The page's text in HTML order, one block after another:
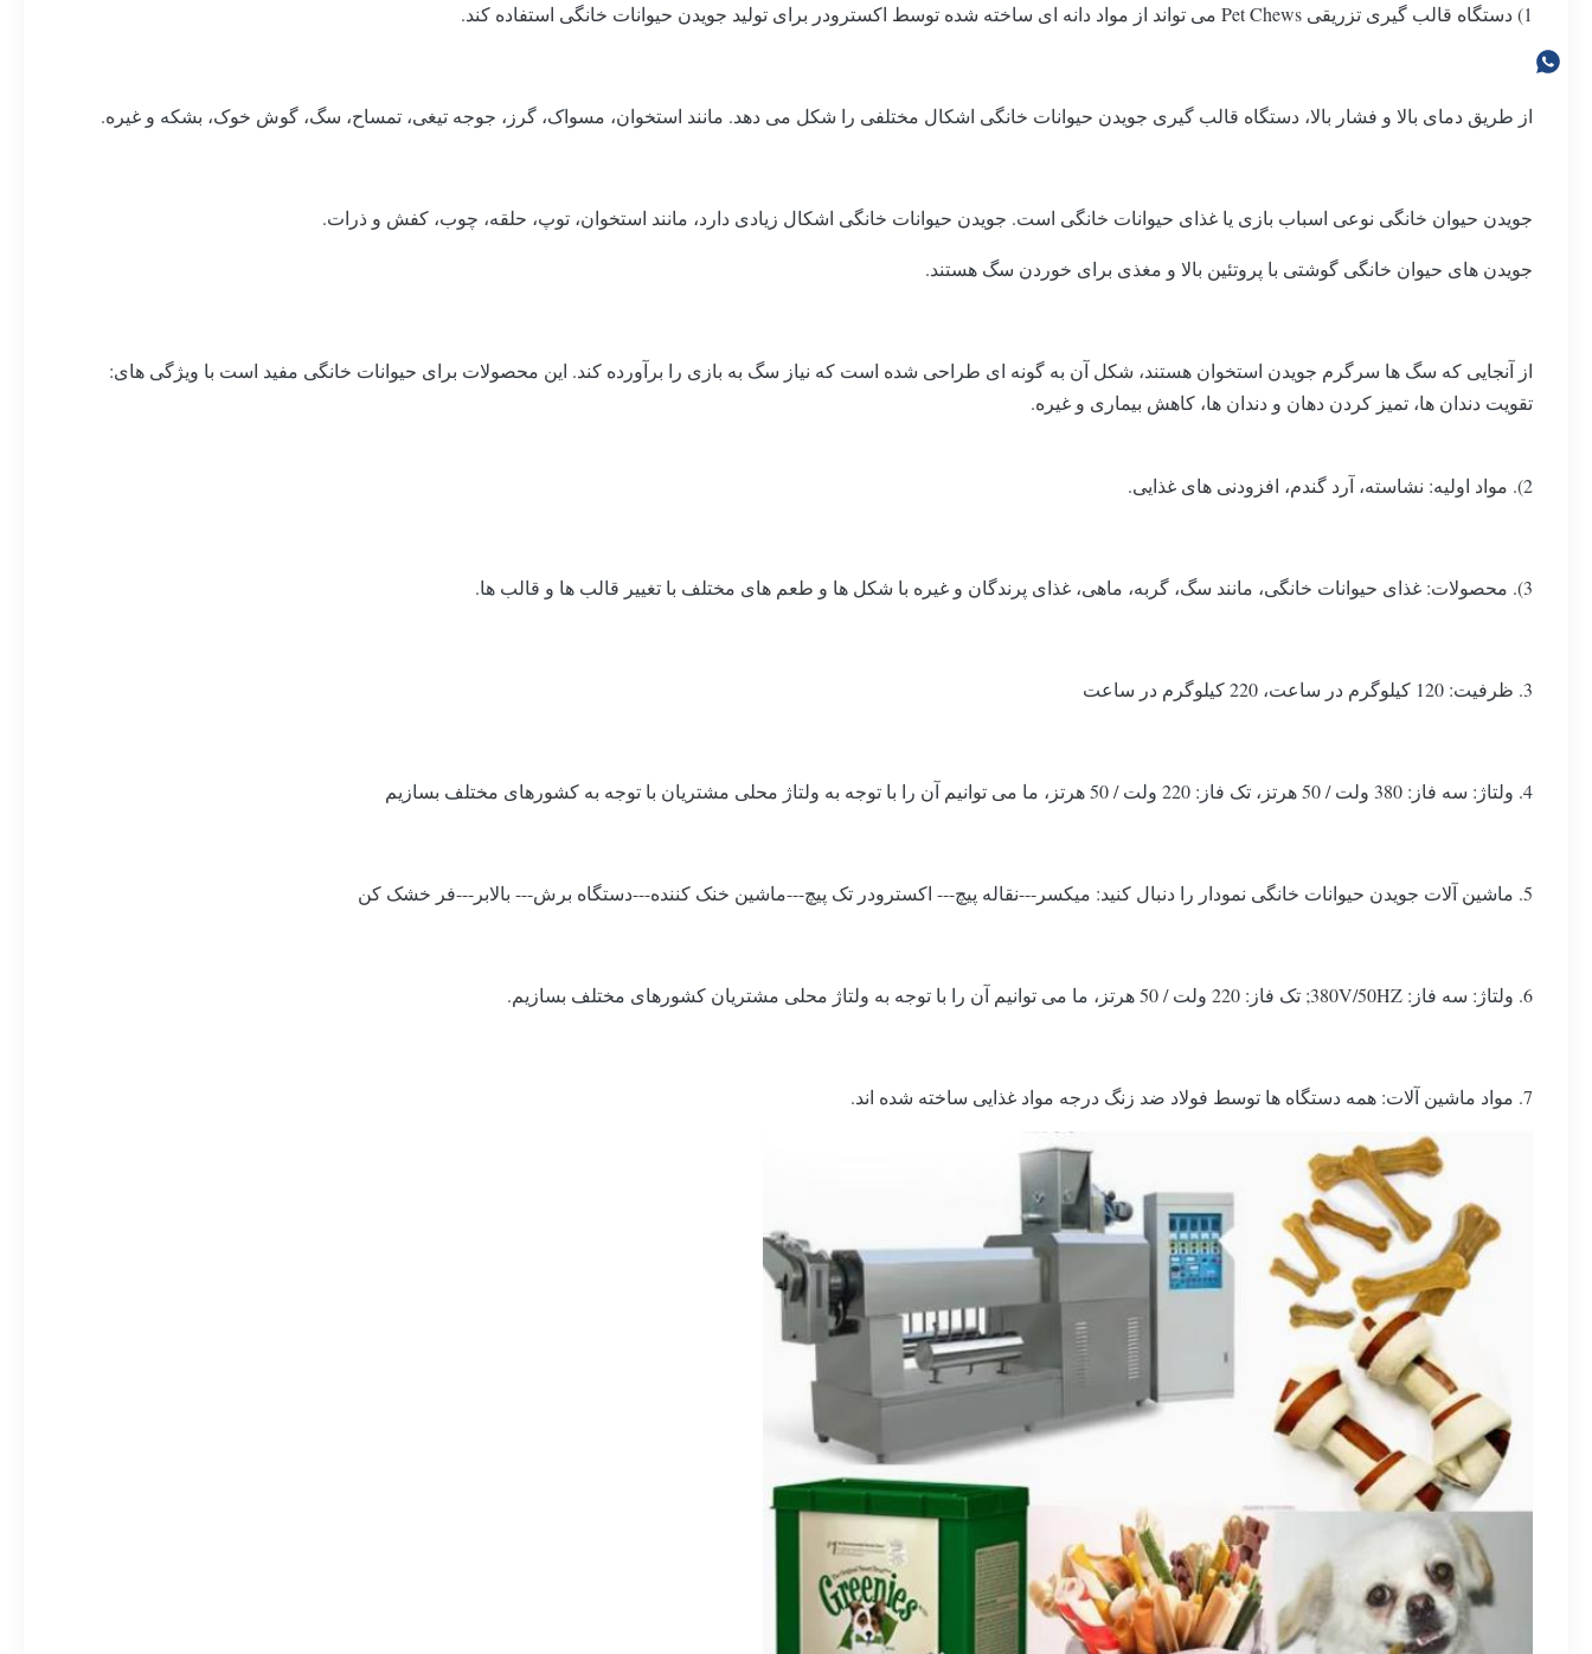
1) دستگاه قالب گیری تزریقی Pet Chews می تواند از مواد دانه ای ساخته شده توسط اکسترودر برای تولید جویدن حیوانات خانگی استفاده کند.
از طریق دمای بالا و فشار بالا، دستگاه قالب گیری جویدن حیوانات خانگی اشکال مختلفی را شکل می دهد. مانند استخوان، مسواک، گرز، جوجه تیغی، تمساح، سگ، گوش خوک، بشکه و غیره.
جویدن حیوان خانگی نوعی اسباب بازی یا غذای حیوانات خانگی است. جویدن حیوانات خانگی اشکال زیادی دارد، مانند استخوان، توپ، حلقه، چوب، کفش و ذرات.
جویدن های حیوان خانگی گوشتی با پروتئین بالا و مغذی برای خوردن سگ هستند.
از آنجایی که سگ ها سرگرم جویدن استخوان هستند، شکل آن به گونه ای طراحی شده است که نیاز سگ به بازی را برآورده کند. این محصولات برای حیوانات خانگی مفید است با ویژگی های:
تقویت دندان ها، تمیز کردن دهان و دندان ها، کاهش بیماری و غیره.
2). مواد اولیه: نشاسته، آرد گندم، افزودنی های غذایی.
3). محصولات: غذای حیوانات خانگی، مانند سگ، گربه، ماهی، غذای پرندگان و غیره با شکل ها و طعم های مختلف با تغییر قالب ها و قالب ها.
3. ظرفیت: 120 کیلوگرم در ساعت، 220 کیلوگرم در ساعت
4. ولتاژ: سه فاز: 380 ولت / 50 هرتز، تک فاز: 220 ولت / 50 هرتز، ما می توانیم آن را با توجه به ولتاژ محلی مشتریان با توجه به کشورهای مختلف بسازیم
5. ماشین آلات جویدن حیوانات خانگی نمودار را دنبال کنید: میکسر---نقاله پیچ--- اکسترودر تک پیچ---ماشین خنک کننده---دستگاه برش--- بالابر---فر خشک کن
6. ولتاژ: سه فاز: 380V/50HZ; تک فاز: 220 ولت / 50 هرتز، ما می توانیم آن را با توجه به ولتاژ محلی مشتریان کشورهای مختلف بسازیم.
7. مواد ماشین آلات: همه دستگاه ها توسط فولاد ضد زنگ درجه مواد غذایی ساخته شده اند.